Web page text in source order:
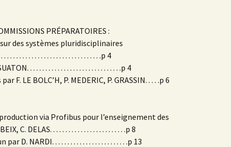
PRÉPARATOIRES :
des systèmes pluridisciplinaires
. . . . . . . . . . . . . . . . . . . . . . . . . . . . .p 4
. . . . . . . . . . . . . . . . . . . . . . . . . . . . . .p 4
LE BOLC’H, P. MEDERIC, P. GRASSIN. . . . .p 6
via Profibus pour l’enseignement des
C. DELAS. . . . . . . . . . . . . . . . . . . . . . . . .p 8
NARDI. . . . . . . . . . . . . . . . . . . . . . . . .p 13